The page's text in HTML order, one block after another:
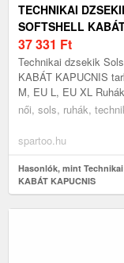
TECHNIKAI
SOFTSHELL
37 331 Ft
Technikai dzsekik
KABÁT KAPUCNIS
M, EU L, EU XL
női, sols, ruhák,
spartoo.hu
Hasonlók, mint Technikai
KABÁT KAPUCNIS